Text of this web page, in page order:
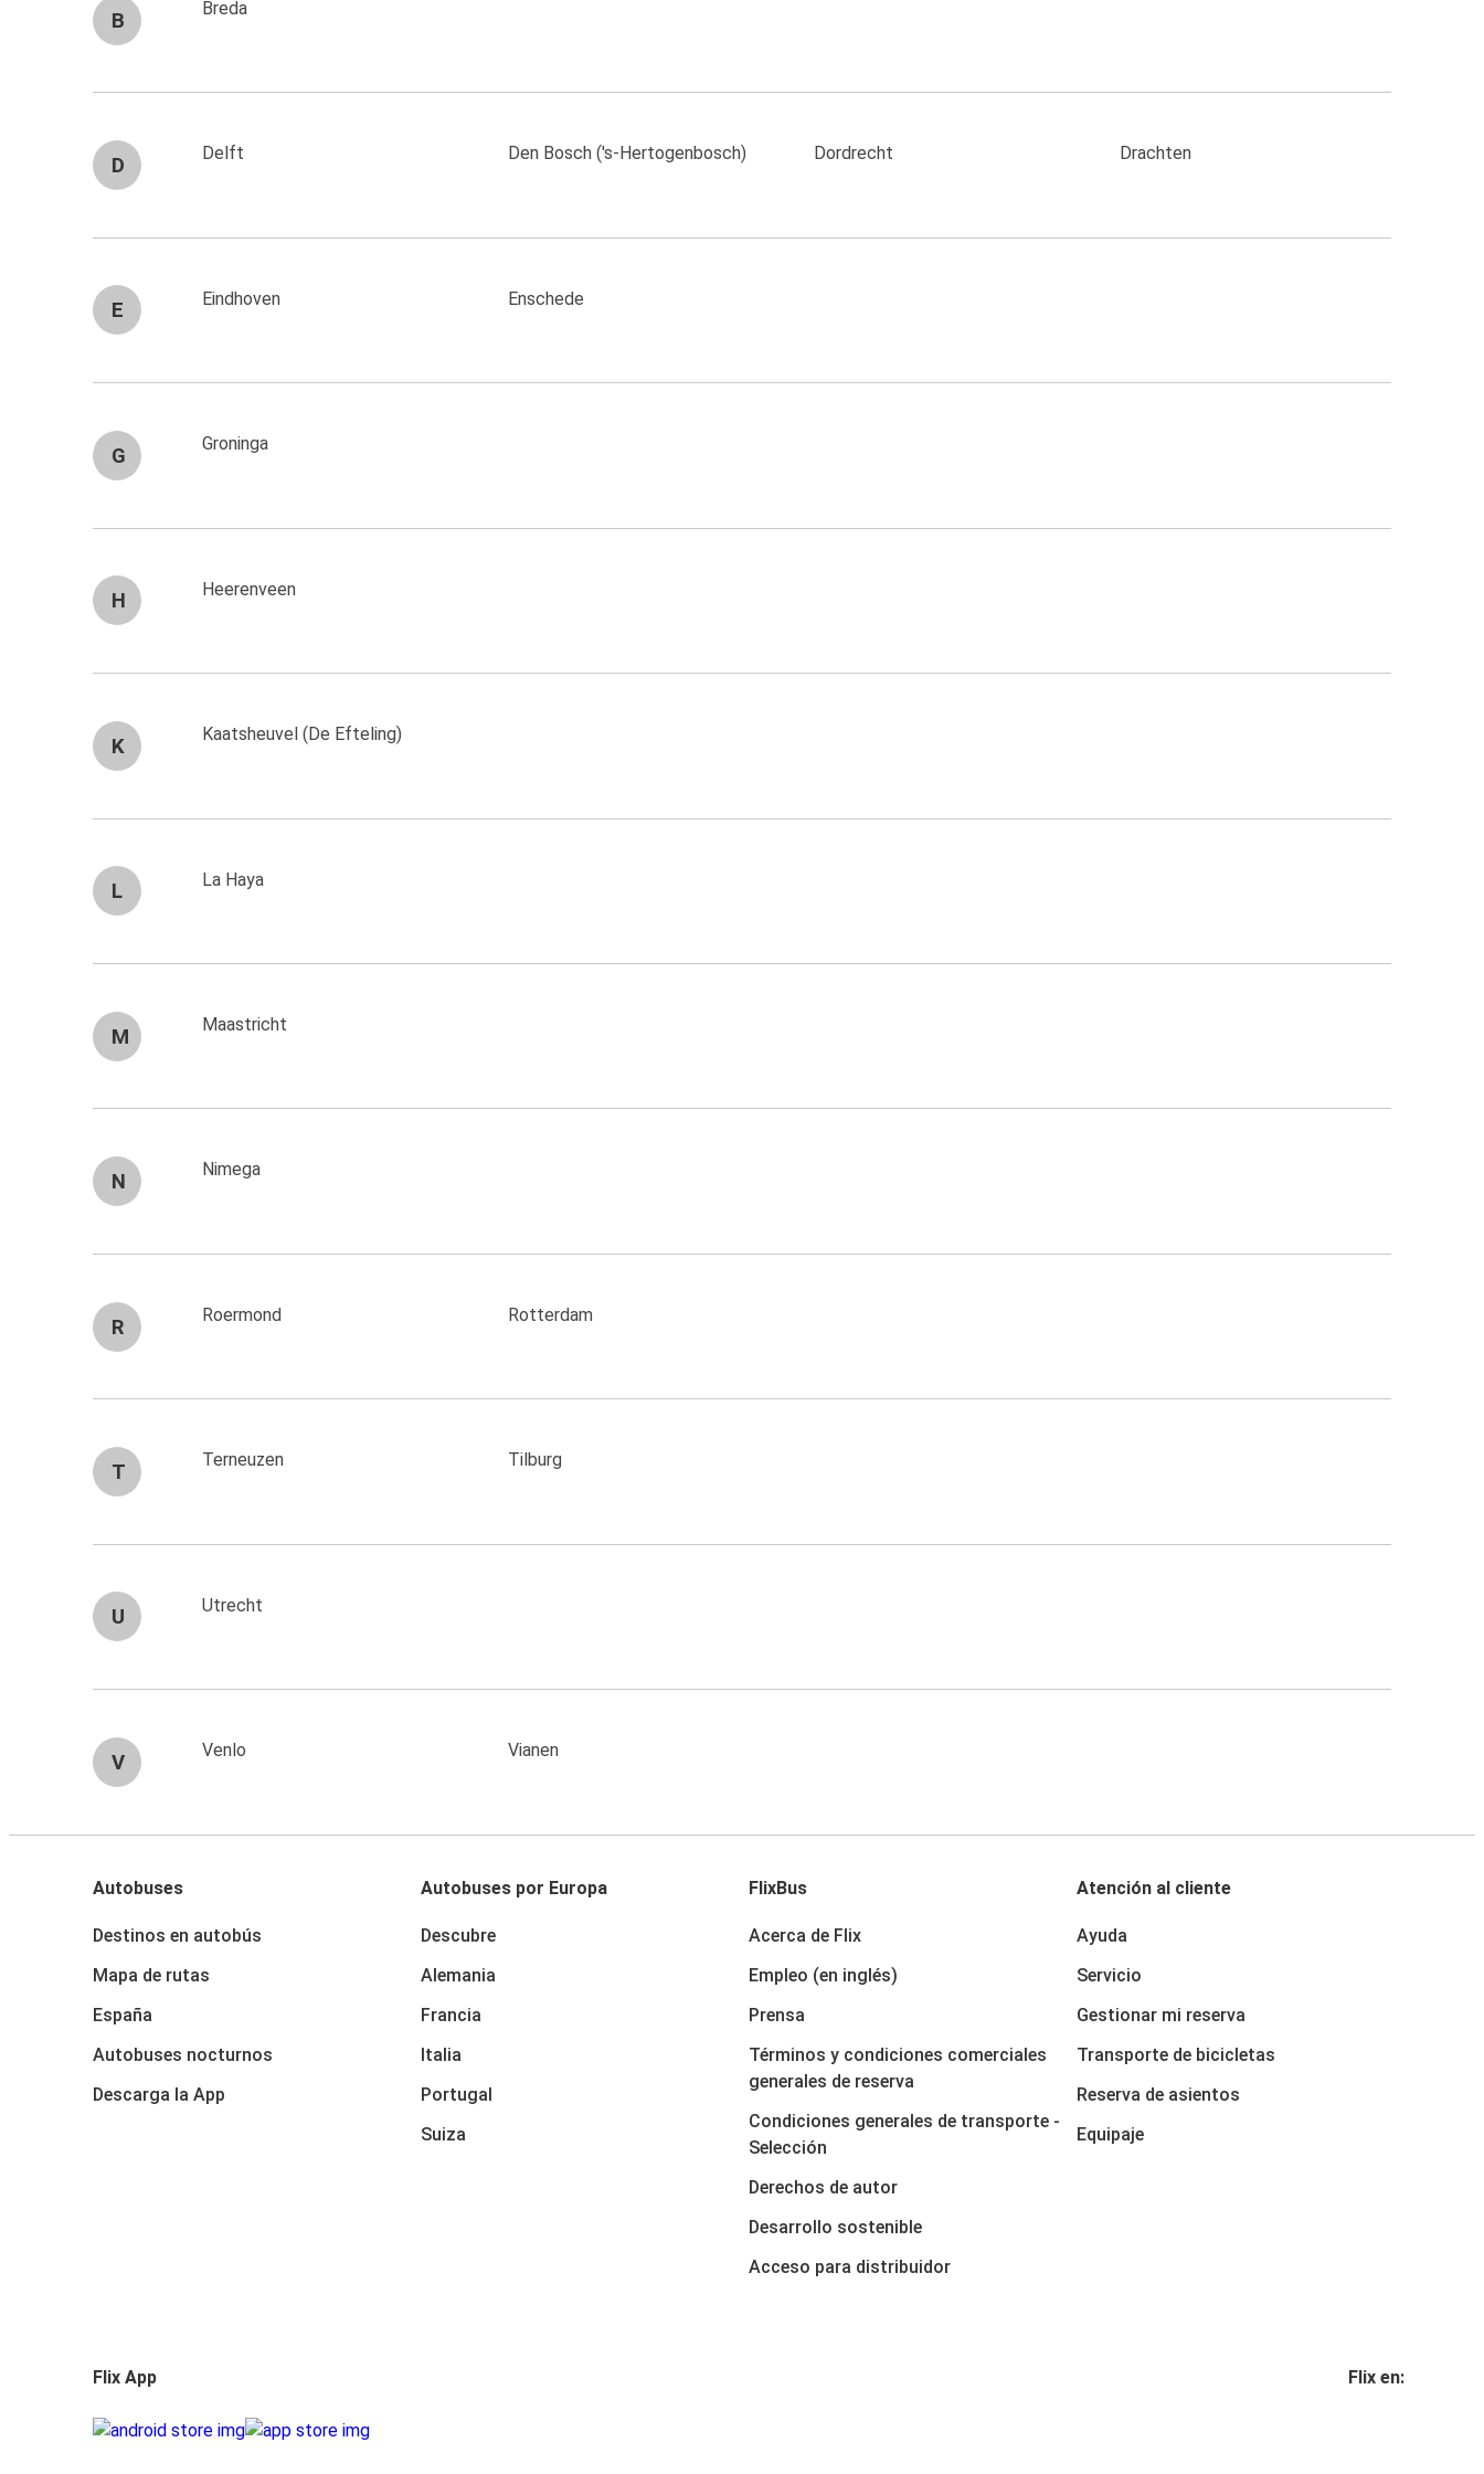
B
Breda
D
Delft Den Bosch ('s-Hertogenbosch) Dordrecht Drachten
E
Eindhoven Enschede
G
Groninga
H
Heerenveen
K
Kaatsheuvel (De Efteling)
L
La Haya
M
Maastricht
N
Nimega
R
Roermond Rotterdam
T
Terneuzen Tilburg
U
Utrecht
V
Venlo Vianen
Autobuses
Destinos en autobús
Mapa de rutas
España
Autobuses nocturnos
Descarga la App
Autobuses por Europa
Descubre
Alemania
Francia
Italia
Portugal
Suiza
FlixBus
Acerca de Flix
Empleo (en inglés)
Prensa
Términos y condiciones comerciales
generales de reserva
Condiciones generales de transporte -
Selección
Derechos de autor
Desarrollo sostenible
Acceso para distribuidor
Atención al cliente
Ayuda
Servicio
Gestionar mi reserva
Transporte de bicicletas
Reserva de asientos
Equipaje
Flix App Flix en: